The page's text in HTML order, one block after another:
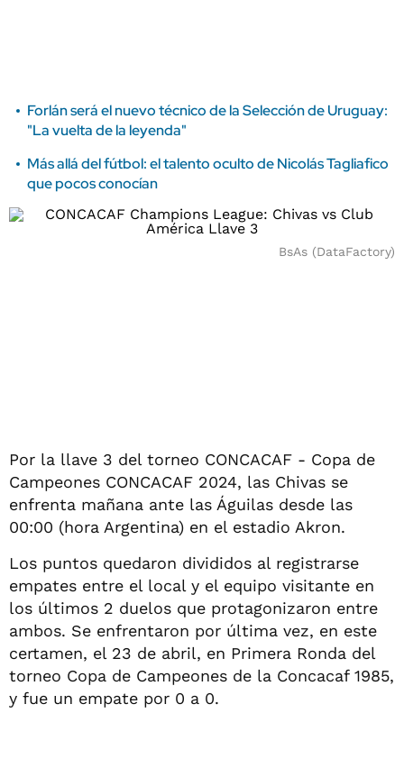
Forlán será el nuevo técnico de la Selección de Uruguay:
"La vuelta de la leyenda"
Más allá del fútbol: el talento oculto de Nicolás Tagliafico
que pocos conocían
BsAs (DataFactory)
Por la llave 3 del torneo CONCACAF - Copa de
Campeones CONCACAF 2024, las Chivas se
enfrenta mañana ante las Águilas desde las
00:00 (hora Argentina) en el estadio Akron.
Los puntos quedaron divididos al registrarse
empates entre el local y el equipo visitante en
los últimos 2 duelos que protagonizaron entre
ambos. Se enfrentaron por última vez, en este
certamen, el 23 de abril, en Primera Ronda del
torneo Copa de Campeones de la Concacaf 1985,
y fue un empate por 0 a 0.